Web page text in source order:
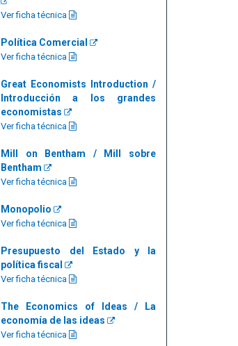
Ver ficha técnica
Política Comercial
Ver ficha técnica
Great Economists Introduction /
Introducción a los grandes
economistas
Ver ficha técnica
Mill on Bentham / Mill sobre
Bentham
Ver ficha técnica
Monopolio
Ver ficha técnica
Presupuesto del Estado y la
política fiscal
Ver ficha técnica
The Economics of Ideas / La
economía de las ideas
Ver ficha técnica